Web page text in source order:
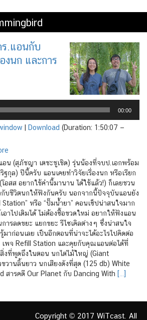
.แอนกับ
งนก และการ
00:00
Download (Duration: 1:50:07 —
น (สุภัชญา เตชะชูเชิด) รุ่นน้องที่จบป.เอกพร้อม
ฐกุล) ปีนี้ครับ แอนเคยทำวิจัยเรื่องนก หรือเรียก
โอสส อยากใช้คำนี้มานาน ได้ใช้แล้ว!) ก็เลยชวน
กับชีวิตนกให้ฟังกันครับ นอกจากนี้ปัจจุบันแอนยัง
Station” หรือ “ปั๊มน้ำยา” คอนเซ็ปน่าสนใจมาก
อาไปเติมได้ ไม่ต้องซื้อขวดใหม่ อยากให้ฟังแอน
ารลดขยะ แยกขยะ รีไซเคิลต่างๆ ซึ่งน่าสนใจ
มาก่อนเลย เป็นอีกตอนที่น่าจะได้อะไรไปคิดต่อ
เพจ Refill Station และคุยกับคุณแอนต่อได้ที่
งที่พูดถึงในตอน นกไต่ไม้ใหญ่ (Giant
วานลิ้นยาว นกเสียงดังที่สุด (125 db) White
สารคดี Our Planet กับ Dancing With […]
Copyright © 2017 WiTcast. All